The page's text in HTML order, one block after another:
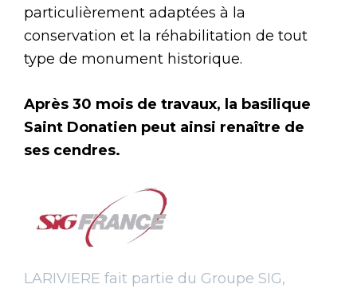
particulièrement adaptées à la
conservation et la réhabilitation de tout
type de monument historique.
Après 30 mois de travaux, la basilique
Saint Donatien peut ainsi renaître de
ses cendres.
LARIVIERE fait partie du Groupe SIG,